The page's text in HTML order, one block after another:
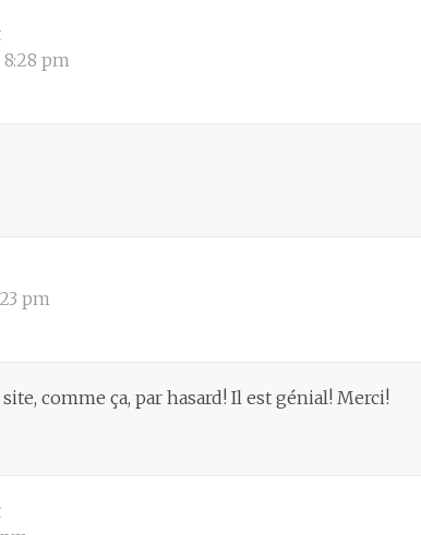
8:28 pm
pm
comme ça, par hasard! Il est génial! Merci!